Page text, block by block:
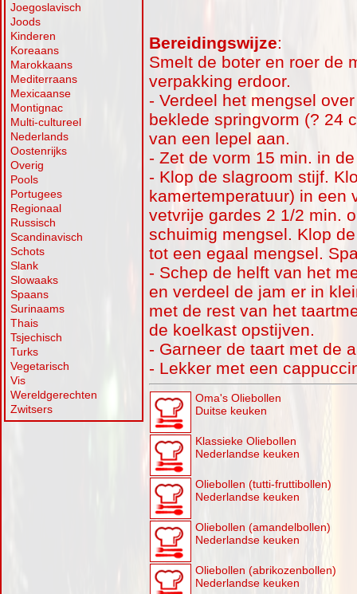
Joegoslavisch
Joods
Kinderen
Koreaans
Marokkaans
Mediterraans
Mexicaanse
Montignac
Multi-cultureel
Nederlands
Oostenrijks
Overig
Pools
Portugees
Regionaal
Russisch
Scandinavisch
Schots
Slank
Slowaaks
Spaans
Surinaams
Thais
Tsjechisch
Turks
Vegetarisch
Vis
Wereldgerechten
Zwitsers
Bereidingswijze:
Smelt de boter en roer de
verpakking erdoor.
- Verdeel het mengsel
beklede springvorm (? 24
van een lepel aan.
- Zet de vorm 15 min. in
- Klop de slagroom stijf.
kamertemperatuur) in een
vetvrije gardes 2 1/2 min.
schuimig mengsel. Klop
tot een egaal mengsel.
- Schep de helft van het
en verdeel de jam er in
met de rest van het
de koelkast opstijven.
- Garneer de taart met de
- Lekker met een
Oma's Oliebollen
Duitse keuken
Klassieke Oliebollen
Nederlandse keuken
Oliebollen (tutti-fruttibollen)
Nederlandse keuken
Oliebollen (amandelbollen)
Nederlandse keuken
Oliebollen (abrikozenbollen)
Nederlandse keuken